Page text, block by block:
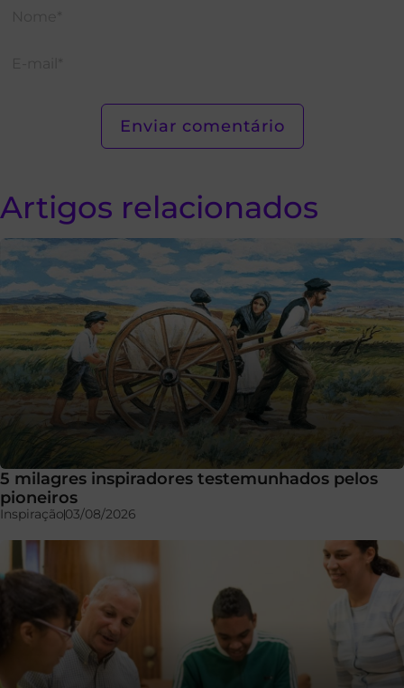
Artigos relacionados
5 milagres inspiradores testemunhados pelos
pioneiros
Inspiração03/08/2026